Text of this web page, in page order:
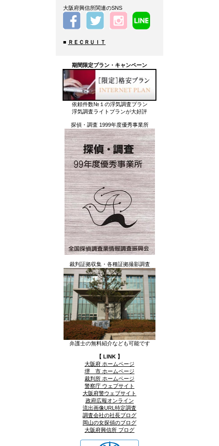
大阪府興信所関連のSNS
■ ＲＥＣＲＵＩＴ
期間限定プラン・キャンペーン
依頼件数№１の浮気調査プラン
浮気調査ライトプランが大好評
探偵・調査 1999年度優秀事業所
裁判証拠収集・各種証拠撮影調査
弁護士の無料紹介なども可能です
【 LINK 】
大阪府 ホームページ
堺 市 ホームページ
裁判所 ホームページ
警察庁 ウェブサイト
大阪府警ウェブサイト
政府広報オンライン
流出画像URL特定調査
調査会社の社長ブログ
岡山の女探偵のブログ
大阪府興信所 ブログ